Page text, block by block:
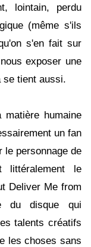
lointain, perdu
(même s'ils
s'en fait sur
exposer une
se tient aussi.
humaine
un fan
le personnage de
littéralement le
Deliver Me from
du disque qui
talents créatifs
les choses sans